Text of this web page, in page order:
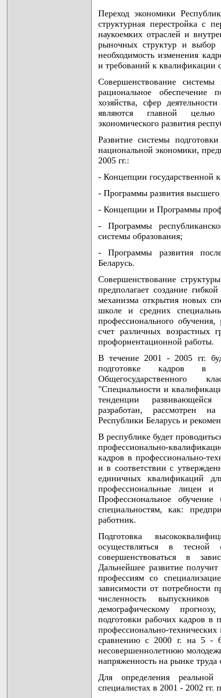
Переход экономики
структурная перестройка с
наукоемких отраслей и
рыночных структур и выбор
необходимость изменения
и требований к квалификации
Совершенствование системы
рациональное обеспечение
хозяйства, сфер
являются главной целью
экономического развития
Развитие системы
национальной экономики,
2005 гг.:
- Концепции государственной
- Программы развития высшего
- Концепции и Программы
- Программы
системы образования;
- Программы развития
Беларусь.
Совершенствование
предполагает создание
механизма открытия новых
школе и средних
профессионального
счет различных возрастных
профориентационной работы.
В течение 2001 - 2005 гг.
подготовке кадров в
Общегосударственного
"Специальности и
тенденции
разработан, рассмотрен
Республики Беларусь и
В республике будет
профессионально-
кадров в профессионально-
и в соответствии с
единичных квалификаций
профессиональные лицеи и
Профессиональное
специальностям, как:
работник.
Подготовка
осуществляться в
совершенствоваться в
Дальнейшее развитие
профессиям со
зависимости от потребности
численность выпускников
демографическому
подготовки рабочих кадров в
профессионально-
сравнению с 2000 г. на 5 -
несовершеннолетнюю
напряженность на рынке труда
Для определения
специалистах в 2001 - 2002 гг.